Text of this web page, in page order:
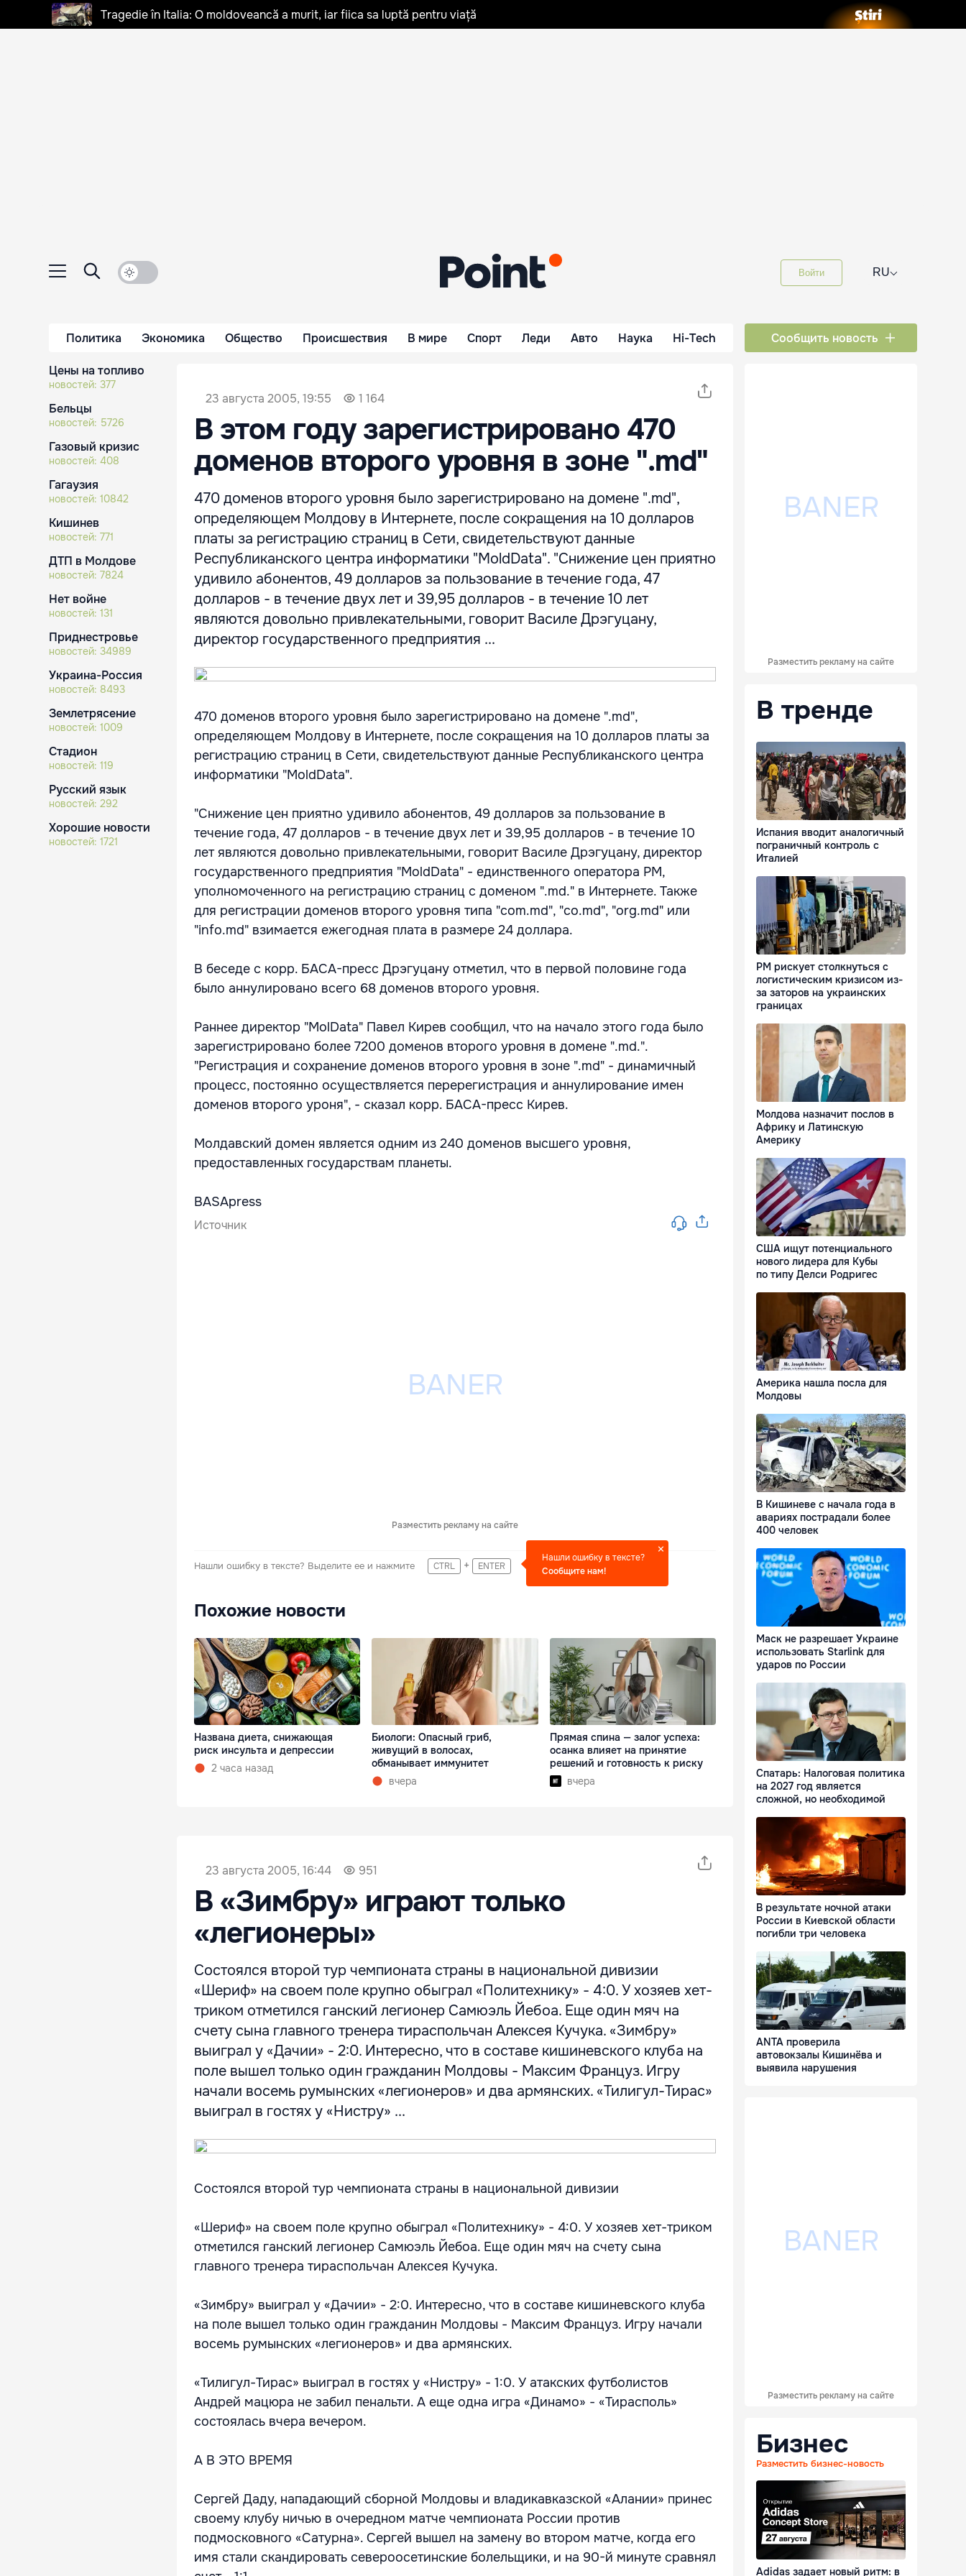
Tragedie în Italia: O moldoveancă a murit, iar fiica sa luptă pentru viață
Войти RU⌵
Политика Экономика Общество Происшествия В мире Спорт Леди Авто Наука Hi-Tech Сообщить новость
Цены на топливо
новостей: 377
Бельцы
новостей: 5726
Газовый кризис
новостей: 408
Гагаузия
новостей: 10842
Кишинев
новостей: 771
ДТП в Молдове
новостей: 7824
Нет войне
новостей: 131
Приднестровье
новостей: 34989
Украина-Россия
новостей: 8493
Землетрясение
новостей: 1009
Стадион
новостей: 119
Русский язык
новостей: 292
Хорошие новости
новостей: 1721
23 августа 2005, 19:55 1 164
В этом году зарегистрировано 470
доменов второго уровня в зоне ".md"
470 доменов второго уровня было зарегистрировано на домене ".md",
определяющем Молдову в Интернете, после сокращения на 10 долларов
платы за регистрацию страниц в Сети, свидетельствуют данные
Республиканского центра информатики "MoldData". "Снижение цен приятно
удивило абонентов, 49 долларов за пользование в течение года, 47
долларов - в течение двух лет и 39,95 долларов - в течение 10 лет
являются довольно привлекательными, говорит Василе Дрэгуцану,
директор государственного предприятия ...
470 доменов второго уровня было зарегистрировано на домене ".md",
определяющем Молдову в Интернете, после сокращения на 10 долларов платы за
регистрацию страниц в Сети, свидетельствуют данные Республиканского центра
информатики "MoldData".
"Снижение цен приятно удивило абонентов, 49 долларов за пользование в
течение года, 47 долларов - в течение двух лет и 39,95 долларов - в течение 10
лет являются довольно привлекательными, говорит Василе Дрэгуцану, директор
государственного предприятия "MoldData" - единственного оператора РМ,
уполномоченного на регистрацию страниц с доменом ".md." в Интернете. Также
для регистрации доменов второго уровня типа "com.md", "co.md", "org.md" или
"info.md" взимается ежегодная плата в размере 24 доллара.
В беседе с корр. БАСА-пресс Дрэгуцану отметил, что в первой половине года
было аннулировано всего 68 доменов второго уровня.
Раннее директор "MolData" Павел Кирев сообщил, что на начало этого года было
зарегистрировано более 7200 доменов второго уровня в домене ".md.".
"Регистрация и сохранение доменов второго уровня в зоне ".md" - динамичный
процесс, постоянно осуществляется перерегистрация и аннулирование имен
доменов второго уроня", - сказал корр. БАСА-пресс Кирев.
Молдавский домен является одним из 240 доменов высшего уровня,
предоставленных государствам планеты.
BASApress
Источник
Разместить рекламу на сайте
Нашли ошибку в тексте? Выделите ее и нажмите CTRL + ENTER
Нашли ошибку в тексте?
Сообщите нам!
Похожие новости
Названа диета, снижающая
риск инсульта и депрессии
2 часа назад
Биологи: Опасный гриб,
живущий в волосах,
обманывает иммунитет
вчера
Прямая спина — залог успеха:
осанка влияет на принятие
решений и готовность к риску
вчера
23 августа 2005, 16:44 951
В «Зимбру» играют только
«легионеры»
Состоялся второй тур чемпионата страны в национальной дивизии
«Шериф» на своем поле крупно обыграл «Политехнику» - 4:0. У хозяев хет-
триком отметился ганский легионер Самюэль Йебоа. Еще один мяч на
счету сына главного тренера тираспольчан Алексея Кучука. «Зимбру»
выиграл у «Дачии» - 2:0. Интересно, что в составе кишиневского клуба на
поле вышел только один гражданин Молдовы - Максим Француз. Игру
начали восемь румынских «легионеров» и два армянских. «Тилигул-Тирас»
выиграл в гостях у «Нистру» ...
Состоялся второй тур чемпионата страны в национальной дивизии
«Шериф» на своем поле крупно обыграл «Политехнику» - 4:0. У хозяев хет-триком
отметился ганский легионер Самюэль Йебоа. Еще один мяч на счету сына
главного тренера тираспольчан Алексея Кучука.
«Зимбру» выиграл у «Дачии» - 2:0. Интересно, что в составе кишиневского клуба
на поле вышел только один гражданин Молдовы - Максим Француз. Игру начали
восемь румынских «легионеров» и два армянских.
«Тилигул-Тирас» выиграл в гостях у «Нистру» - 1:0. У атакских футболистов
Андрей мацюра не забил пенальти. А еще одна игра «Динамо» - «Тирасполь»
состоялась вчера вечером.
А В ЭТО ВРЕМЯ
Сергей Даду, нападающий сборной Молдовы и владикавказской «Алании» принес
своему клубу ничью в очередном матче чемпионата России против
подмосковного «Сатурна». Сергей вышел на замену во втором матче, когда его
имя стали скандировать североосетинские болельщики, и на 90-й минуте сравнял
Разместить рекламу на сайте
В тренде
Испания вводит аналогичный
пограничный контроль с
Италией
РМ рискует столкнуться с
логистическим кризисом из-
за заторов на украинских
границах
Молдова назначит послов в
Африку и Латинскую
Америку
США ищут потенциального
нового лидера для Кубы
по типу Делси Родригес
Америка нашла посла для
Молдовы
В Кишиневе с начала года в
авариях пострадали более
400 человек
Маск не разрешает Украине
использовать Starlink для
ударов по России
Спатарь: Налоговая политика
на 2027 год является
сложной, но необходимой
В результате ночной атаки
России в Киевской области
погибли три человека
ANTA проверила
автовокзалы Кишинёва и
выявила нарушения
Разместить рекламу на сайте
Бизнес
Разместить бизнес-новость
Adidas задает новый ритм: в